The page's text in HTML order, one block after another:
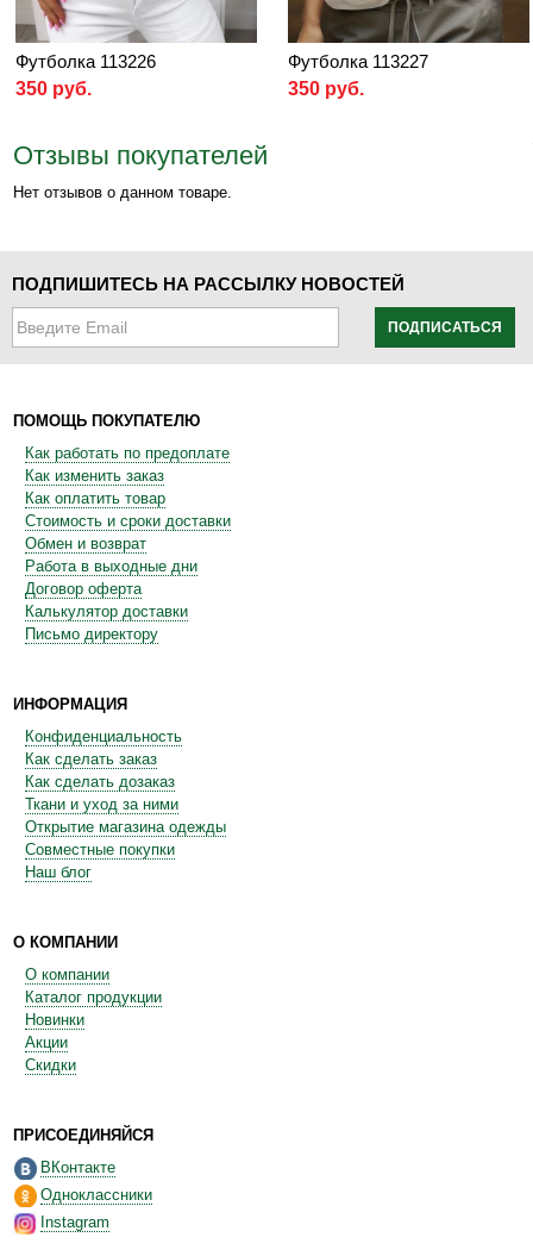
Футболка 113226
350 руб.
Футболка 113227
350 руб.
Отзывы покупателей
Нет отзывов о данном товаре.
ПОДПИШИТЕСЬ НА РАССЫЛКУ НОВОСТЕЙ
ПОДПИСАТЬСЯ
ПОМОЩЬ ПОКУПАТЕЛЮ
Как работать по предоплате
Как изменить заказ
Как оплатить товар
Стоимость и сроки доставки
Обмен и возврат
Работа в выходные дни
Договор оферта
Калькулятор доставки
Письмо директору
ИНФОРМАЦИЯ
Конфиденциальность
Как сделать заказ
Как сделать дозаказ
Ткани и уход за ними
Открытие магазина одежды
Совместные покупки
Наш блог
О КОМПАНИИ
О компании
Каталог продукции
Новинки
Акции
Скидки
ПРИСОЕДИНЯЙСЯ
ВКонтакте
Одноклассники
Instagram